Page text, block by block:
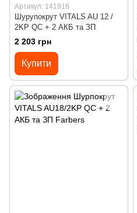
Артикул: 141916
Шурупокрут VITALS AU 12 /
2KP QC + 2 АКБ та ЗП
2 203 грн
Купити